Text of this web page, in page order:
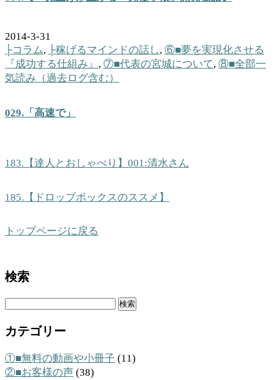
2014-3-31
├コラム, ├稼げるマインドの話し, ⑥■夢を実現化させる
『成功する仕組み』 , ⑦■代表の宮城について, ⑧■全部一
気読み（過去ログ含む）
029.「高速で」
183.【達人とおしゃべり】001:清水さん
185.【ドロップボックスのススメ】
トップページに戻る
検索
カテゴリー
①■無料の動画や小冊子 (11)
②■お客様の声 (38)